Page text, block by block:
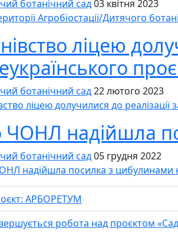
ботанічний сад03 квітня 2023
Агробіостації/Дитячого
ліцею
ботанічний сад22 лютого 2023
ліцею долучилися до
надійшла
ботанічний сад05 грудня 2022
надійшла посилка з цибулинами
АРБОРЕТУМ
робота над проєктом «Сад